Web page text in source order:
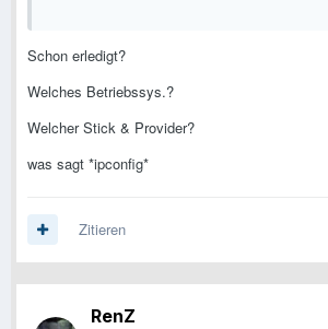
Schon erledigt?
Welches Betriebssys.?
Welcher Stick & Provider?
was sagt *ipconfig*
Zitieren
RenZ